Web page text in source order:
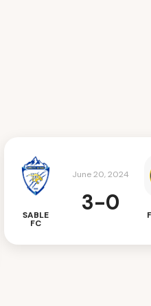
SABLE
FC
June 20, 2024
3-0